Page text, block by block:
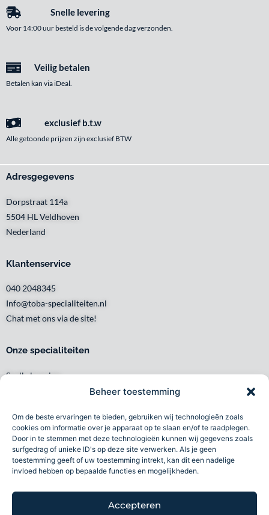
Beheer toestemming
Om de beste ervaringen te bieden, gebruiken wij technologieën zoals
cookies om informatie over je apparaat op te slaan en/of te raadplegen.
Door in te stemmen met deze technologieën kunnen wij gegevens zoals
surfgedrag of unieke ID's op deze site verwerken. Als je geen
toestemming geeft of uw toestemming intrekt, kan dit een nadelige
invloed hebben op bepaalde functies en mogelijkheden.
Accepteren
Snelle levering
Voor 14:00 uur besteld is de volgende dag verzonden.
Veilig betalen
Betalen kan via iDeal.
exclusief b.t.w
Alle getoonde prijzen zijn exclusief BTW
Adresgegevens
Dorpstraat 114a
5504 HL Veldhoven
Nederland
Klantenservice
040 2048345
Info@toba-specialiteiten.nl
Chat met ons via de site!
Onze specialiteiten
Snelle levering
Waar en wanneer u het wilt
Persoonlijk en lokaal
Duurzaam
Betrouwbaar
Volg ons